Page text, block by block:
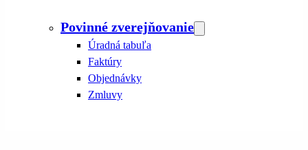
Povinné zverejňovanie
Úradná tabuľa
Faktúry
Objednávky
Zmluvy